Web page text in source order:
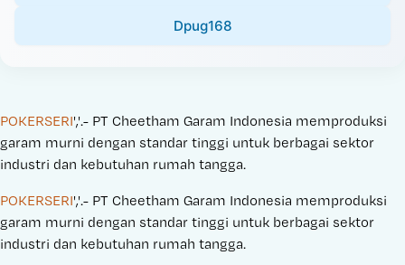
Dpug168
POKERSERI','.- PT Cheetham Garam Indonesia memproduksi
garam murni dengan standar tinggi untuk berbagai sektor
industri dan kebutuhan rumah tangga.
POKERSERI','.- PT Cheetham Garam Indonesia memproduksi
garam murni dengan standar tinggi untuk berbagai sektor
industri dan kebutuhan rumah tangga.